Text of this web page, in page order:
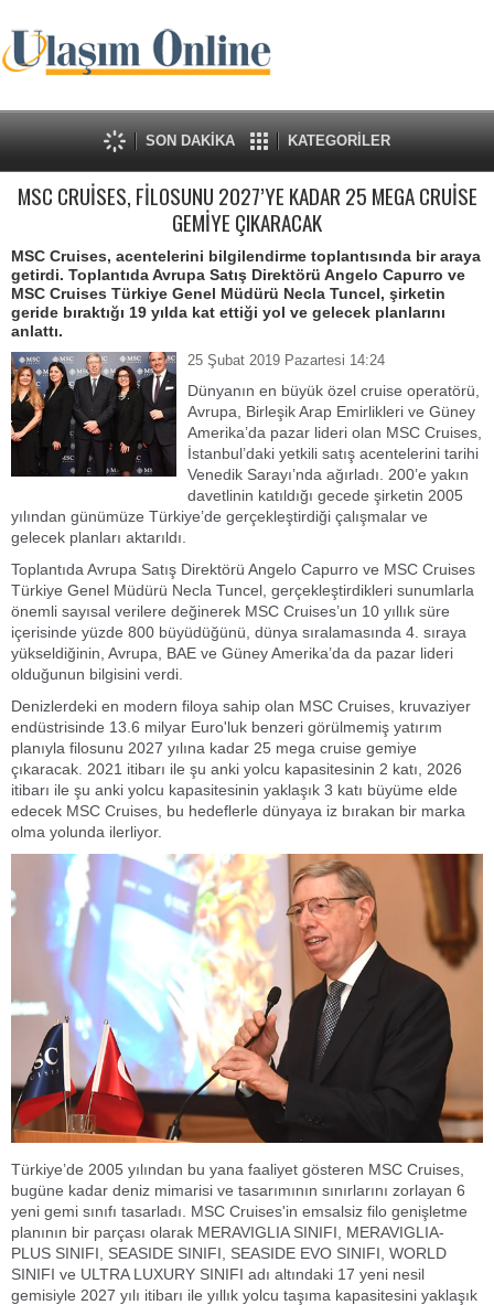
SON DAKİKA KATEGORİLER
MSC CRUİSES, FİLOSUNU 2027’YE KADAR 25 MEGA CRUİSE
GEMİYE ÇIKARACAK
MSC Cruises, acentelerini bilgilendirme toplantısında bir araya
getirdi. Toplantıda Avrupa Satış Direktörü Angelo Capurro ve
MSC Cruises Türkiye Genel Müdürü Necla Tuncel, şirketin
geride bıraktığı 19 yılda kat ettiği yol ve gelecek planlarını
anlattı.
25 Şubat 2019 Pazartesi 14:24
Dünyanın en büyük özel cruise operatörü,
Avrupa, Birleşik Arap Emirlikleri ve Güney
Amerika’da pazar lideri olan MSC Cruises,
İstanbul’daki yetkili satış acentelerini tarihi
Venedik Sarayı’nda ağırladı. 200’e yakın
davetlinin katıldığı gecede şirketin 2005
yılından günümüze Türkiye’de gerçekleştirdiği çalışmalar ve
gelecek planları aktarıldı.
Toplantıda Avrupa Satış Direktörü Angelo Capurro ve MSC Cruises
Türkiye Genel Müdürü Necla Tuncel, gerçekleştirdikleri sunumlarla
önemli sayısal verilere değinerek MSC Cruises’un 10 yıllık süre
içerisinde yüzde 800 büyüdüğünü, dünya sıralamasında 4. sıraya
yükseldiğinin, Avrupa, BAE ve Güney Amerika’da da pazar lideri
olduğunun bilgisini verdi.
Denizlerdeki en modern filoya sahip olan MSC Cruises, kruvaziyer
endüstrisinde 13.6 milyar Euro'luk benzeri görülmemiş yatırım
planıyla filosunu 2027 yılına kadar 25 mega cruise gemiye
çıkaracak. 2021 itibarı ile şu anki yolcu kapasitesinin 2 katı, 2026
itibarı ile şu anki yolcu kapasitesinin yaklaşık 3 katı büyüme elde
edecek MSC Cruises, bu hedeflerle dünyaya iz bırakan bir marka
olma yolunda ilerliyor.
Türkiye’de 2005 yılından bu yana faaliyet gösteren MSC Cruises,
bugüne kadar deniz mimarisi ve tasarımının sınırlarını zorlayan 6
yeni gemi sınıfı tasarladı. MSC Cruises'in emsalsiz filo genişletme
planının bir parçası olarak MERAVIGLIA SINIFI, MERAVIGLIA-
PLUS SINIFI, SEASIDE SINIFI, SEASIDE EVO SINIFI, WORLD
SINIFI ve ULTRA LUXURY SINIFI adı altındaki 17 yeni nesil
gemisiyle 2027 yılı itibarı ile yıllık yolcu taşıma kapasitesini yaklaşık